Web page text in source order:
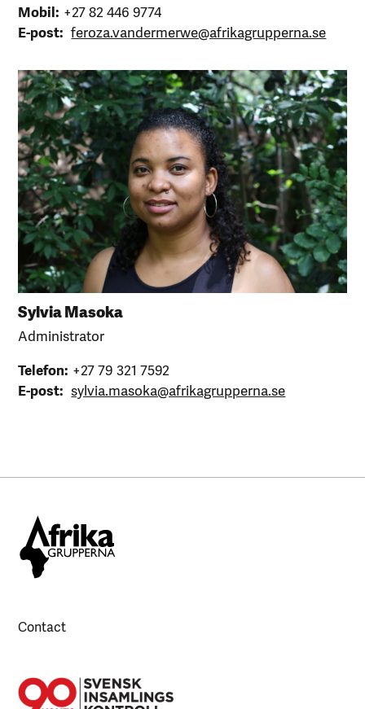
Mobil: +27 82 446 9774
E-post: feroza.vandermerwe@afrikagrupperna.se
Sylvia Masoka
Administrator
Telefon: +27 79 321 7592
E-post: sylvia.masoka@afrikagrupperna.se
Contact